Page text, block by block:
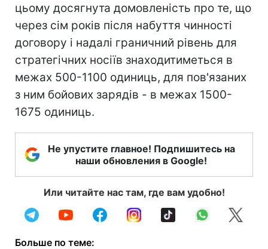
цьому досягнута домовленість про те, що
через сім років після набуття чинності
договору і надалі граничний рівень для
стратегічних носіїв знаходитиметься в
межах 500-1100 одиниць, для пов'язаних
з ним бойових зарядів - в межах 1500-
1675 одиниць.
Не упустите главное! Подпишитесь на
наши обновления в Google!
Или читайте нас там, где вам удобно!
Больше по теме: